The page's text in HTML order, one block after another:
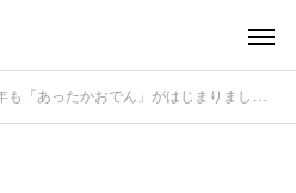
も「あったかおでん」がはじまりました ！